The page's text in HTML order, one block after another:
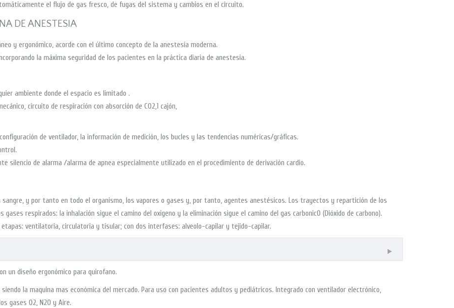
el flujo de gas fresco, de fugas del sistema y cambios en el circuito.
DE ANESTESIA
y ergonómico, acorde con el último concepto de la anestesia moderna.
la máxima seguridad de los pacientes en la práctica diaria de anestesia.
ambiente donde el espacio es limitado .
circuito de respiración con absorción de CO2,1 cajón,
de ventilador, la información de medición, los bucles y las tendencias numéricas/gráficas.
silencio de alarma /alarma de apnea especialmente utilizado en el procedimiento de derivación cardio.
y por tanto en todo el organismo, los vapores o gases y, por tanto, agentes anestésicos. Los trayectos y repartición de los
respirados: la inhalación sigue el camino del oxigeno y la eliminación sigue el camino del gas carbonic0 (Dióxido de carbono).
ventilatoria, circulatoria y tisular; con dos interfases: alveolo-capilar y tejido-capilar.
un diseño ergonómico para quirofano.
siendo la maquina mas económica del mercado. Para uso con pacientes adultos y pediátricos. Integrado con ventilador electrónico,
gases O2, N2O y Aire.